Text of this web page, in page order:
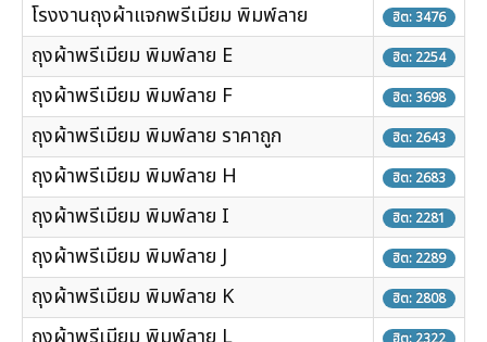
โรงงานถุงผ้าแจกพรีเมียม พิมพ์ลาย ฮิต: 3476
ถุงผ้าพรีเมียม พิมพ์ลาย E ฮิต: 2254
ถุงผ้าพรีเมียม พิมพ์ลาย F ฮิต: 3698
ถุงผ้าพรีเมียม พิมพ์ลาย ราคาถูก ฮิต: 2643
ถุงผ้าพรีเมียม พิมพ์ลาย H ฮิต: 2683
ถุงผ้าพรีเมียม พิมพ์ลาย I ฮิต: 2281
ถุงผ้าพรีเมียม พิมพ์ลาย J ฮิต: 2289
ถุงผ้าพรีเมียม พิมพ์ลาย K ฮิต: 2808